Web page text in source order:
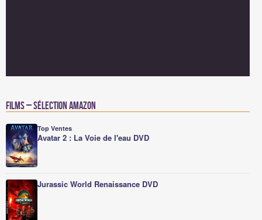
Films – Sélection Amazon
Top Ventes
Avatar 2 : La Voie de l'eau DVD
Jurassic World Renaissance DVD